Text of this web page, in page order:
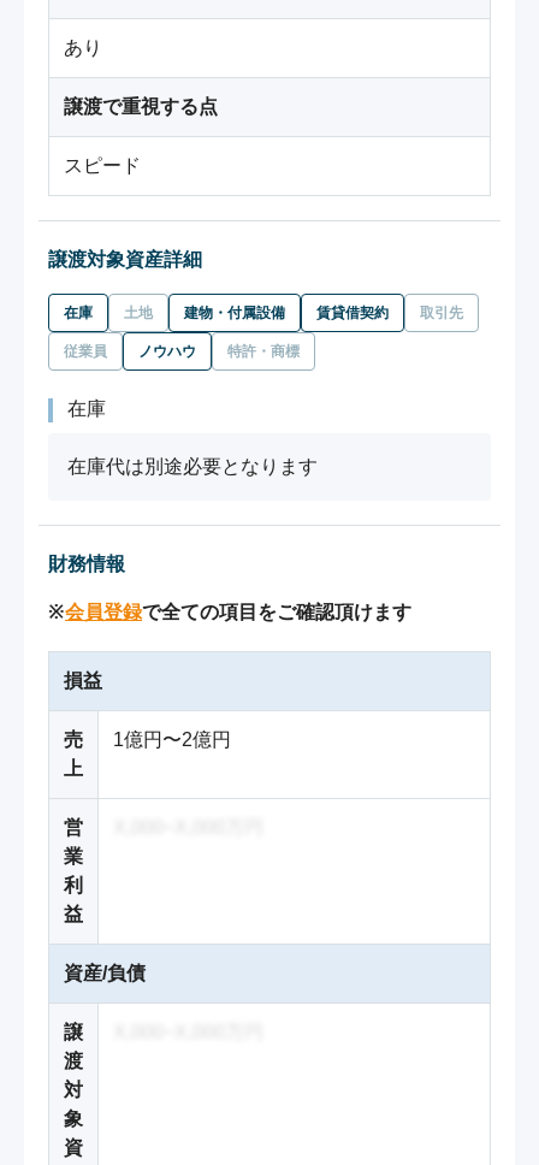
あり
譲渡で重視する点
スピード
譲渡対象資産詳細
在庫 土地 建物・付属設備 賃貸借契約 取引先
従業員 ノウハウ 特許・商標
在庫
在庫代は別途必要となります
財務情報
※会員登録で全ての項目をご確認頂けます
損益
売
上
1億円〜2億円
営
業
利
益
資産/負債
譲
渡
対
象
資